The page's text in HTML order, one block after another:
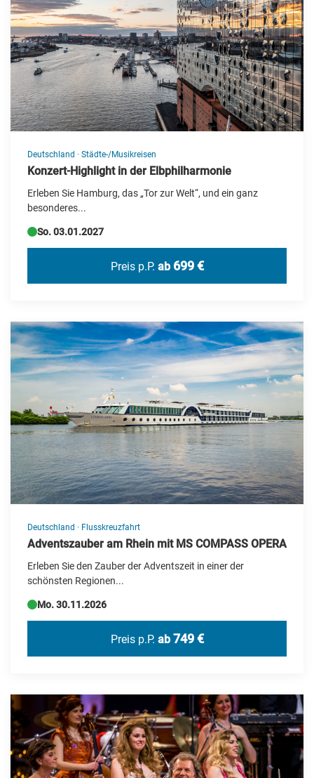
Deutschland · Städte-/Musikreisen
Konzert-Highlight in der Elbphilharmonie
Erleben Sie Hamburg, das „Tor zur Welt“, und ein ganz
besonderes...
So. 03.01.2027
Preis p.P. ab 699 €
Deutschland · Flusskreuzfahrt
Adventszauber am Rhein mit MS COMPASS OPERA
Erleben Sie den Zauber der Adventszeit in einer der
schönsten Regionen...
Mo. 30.11.2026
Preis p.P. ab 749 €